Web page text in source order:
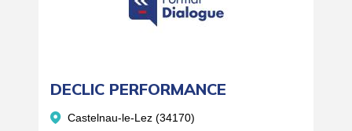
DECLIC PERFORMANCE
Castelnau-le-Lez (34170)